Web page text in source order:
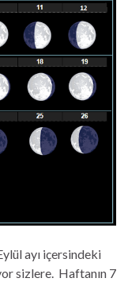
ayı içersindeki
sizlere. Haftanın 7